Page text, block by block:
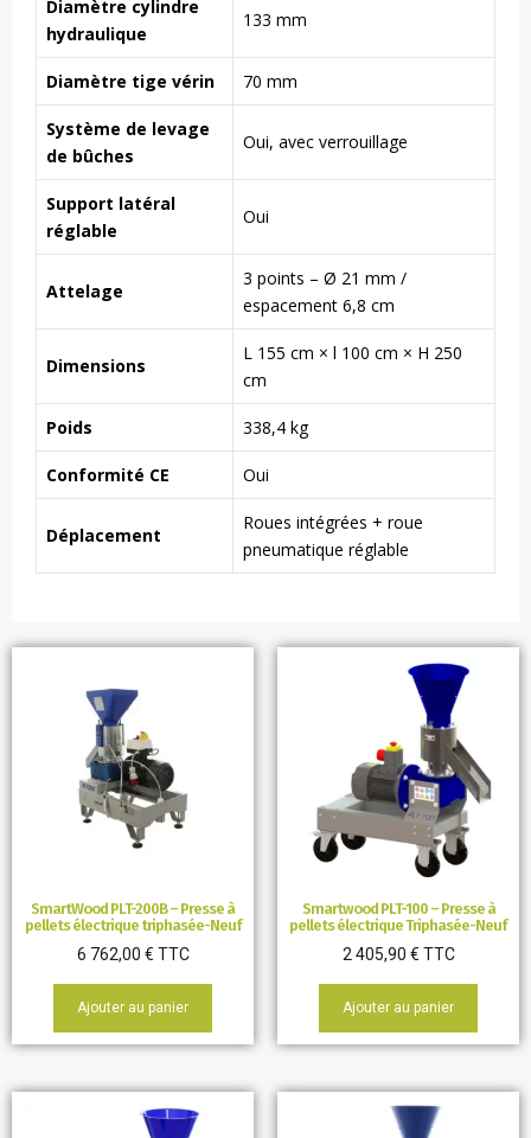
Diamètre cylindre
hydraulique
133 mm
Diamètre tige vérin 70 mm
Système de levage
de bûches
Oui, avec verrouillage
Support latéral
réglable
Oui
Attelage
3 points – Ø 21 mm /
espacement 6,8 cm
Dimensions
L 155 cm × l 100 cm × H 250
cm
Poids 338,4 kg
Conformité CE Oui
Déplacement
Roues intégrées + roue
pneumatique réglable
SmartWood PLT-200B – Presse à
pellets électrique triphasée-Neuf
6 762,00 € TTC
Ajouter au panier
Smartwood PLT-100 – Presse à
pellets électrique Triphasée-Neuf
2 405,90 € TTC
Ajouter au panier